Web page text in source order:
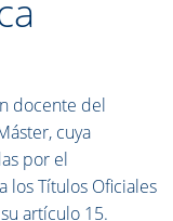
docente del
cuya
por el
los Títulos Oficiales
artículo 15.